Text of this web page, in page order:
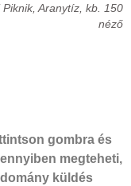
Aranytíz, kb. 150
néző
gombra és
megteheti,
küldés